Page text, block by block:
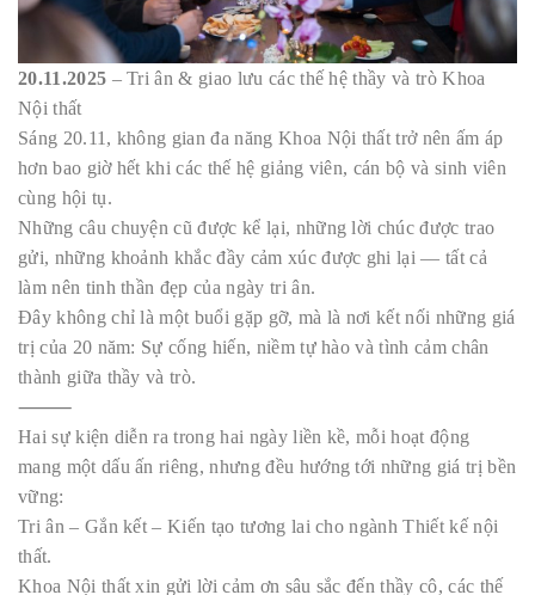
20.11.2025 – Tri ân & giao lưu các thế hệ thầy và trò Khoa
Nội thất
Sáng 20.11, không gian đa năng Khoa Nội thất trở nên ấm áp
hơn bao giờ hết khi các thế hệ giảng viên, cán bộ và sinh viên
cùng hội tụ.
Những câu chuyện cũ được kể lại, những lời chúc được trao
gửi, những khoảnh khắc đầy cảm xúc được ghi lại — tất cả
làm nên tinh thần đẹp của ngày tri ân.
Đây không chỉ là một buổi gặp gỡ, mà là nơi kết nối những giá
trị của 20 năm: Sự cống hiến, niềm tự hào và tình cảm chân
thành giữa thầy và trò.
⸻
Hai sự kiện diễn ra trong hai ngày liền kề, mỗi hoạt động
mang một dấu ấn riêng, nhưng đều hướng tới những giá trị bền
vững:
Tri ân – Gắn kết – Kiến tạo tương lai cho ngành Thiết kế nội
thất.
Khoa Nội thất xin gửi lời cảm ơn sâu sắc đến thầy cô, các thế